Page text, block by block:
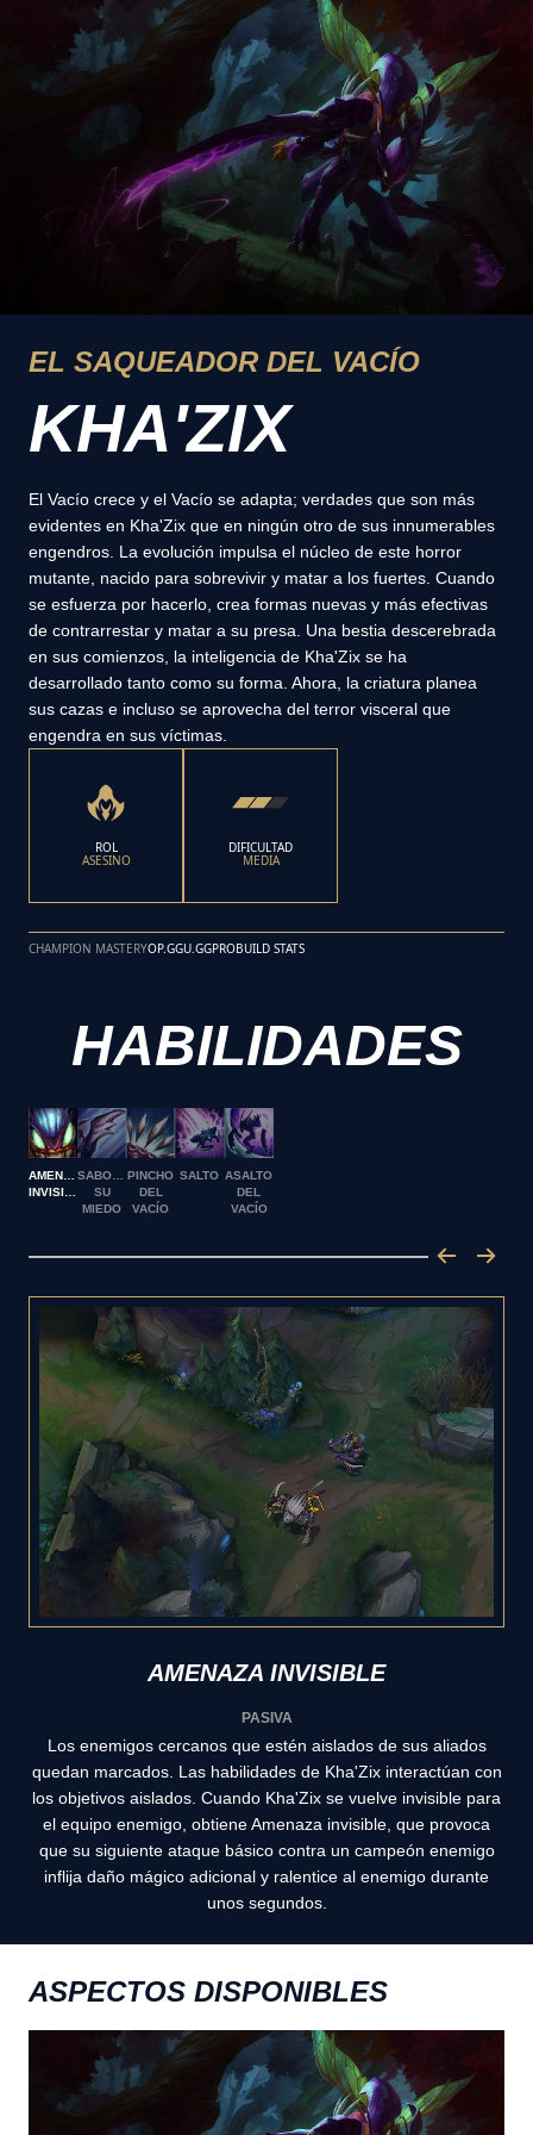
EL SAQUEADOR DEL VACÍO
KHA'ZIX
El Vacío crece y el Vacío se adapta; verdades que son más
evidentes en Kha'Zix que en ningún otro de sus innumerables
engendros. La evolución impulsa el núcleo de este horror
mutante, nacido para sobrevivir y matar a los fuertes. Cuando
se esfuerza por hacerlo, crea formas nuevas y más efectivas
de contrarrestar y matar a su presa. Una bestia descerebrada
en sus comienzos, la inteligencia de Kha'Zix se ha
desarrollado tanto como su forma. Ahora, la criatura planea
sus cazas e incluso se aprovecha del terror visceral que
engendra en sus víctimas.
ROL
ASESINO
DIFICULTAD
MEDIA
CHAMPION MASTERYOP.GGU.GGPROBUILD STATS
HABILIDADES
AMENAZASABOREA
SU
MIEDO
PINCHO
DEL
VACÍO
SALTO ASALTO
DEL
VACÍO
AMENAZA INVISIBLE
PASIVA
Los enemigos cercanos que estén aislados de sus aliados
quedan marcados. Las habilidades de Kha'Zix interactúan con
los objetivos aislados. Cuando Kha'Zix se vuelve invisible para
el equipo enemigo, obtiene Amenaza invisible, que provoca
que su siguiente ataque básico contra un campeón enemigo
inflija daño mágico adicional y ralentice al enemigo durante
unos segundos.
ASPECTOS DISPONIBLES